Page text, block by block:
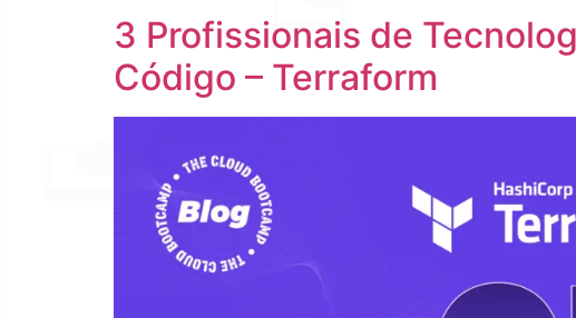
3 Profissionais de
Código – Terraform